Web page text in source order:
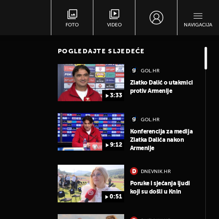
FOTO VIDEO NAVIGACIJA
POGLEDAJTE SLJEDEĆE
3:33
GOL.HR
Zlatko Dalić o utakmici
protiv Armenije
9:12
GOL.HR
Konferencija za medija
Zlatka Dalića nakon
Armenije
0:51
DNEVNIK.HR
Poruke i sjećanja ljudi
koji su došli u Knin